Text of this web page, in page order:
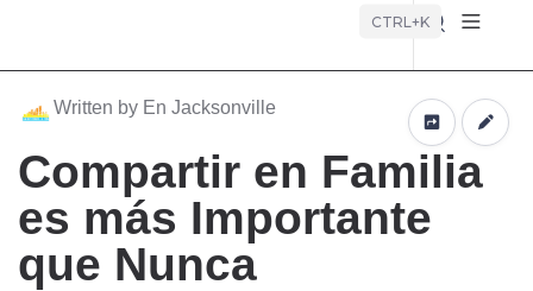
CTRL+K
Written by En Jacksonville
Compartir en Familia
es más Importante
que Nunca